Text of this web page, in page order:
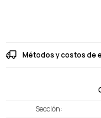
Métodos y costos de
Sección